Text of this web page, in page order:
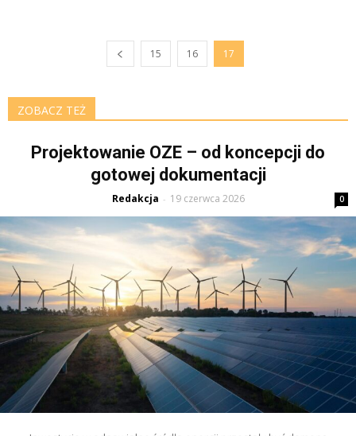
15 16 17
ZOBACZ TEŻ
Projektowanie OZE – od koncepcji do
gotowej dokumentacji
Redakcja - 19 czerwca 2026 0